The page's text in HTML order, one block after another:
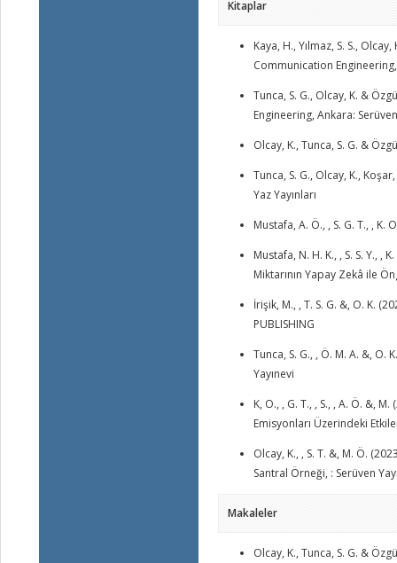
Kitaplar
Kaya, H., Yılmaz, S. S.,
Communication
Tunca, S. G., Olcay, K. &
Engineering, Ankara:
Olcay, K., Tunca, S. G. &
Tunca, S. G., Olcay, K.,
Yaz Yayınları
Mustafa, A. Ö., , S. G. T., , K.
Mustafa, N. H. K., , S. S. Y.,
Miktarının Yapay Zekâ ile
İrişik, M., , T. S. G. &, O. K.
PUBLISHING
Tunca, S. G., , Ö. M. A. &,
Yayınevi
K, O., , G. T., , S., , A. Ö. &,
Emisyonları Üzerindeki
Olcay, K., , S. T. &, M. Ö.
Santral Örneği, : Serüven
Makaleler
Olcay, K., Tunca, S. G. &